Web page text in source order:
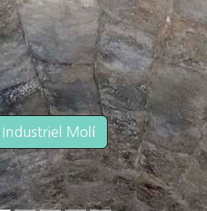
Industriel Molí